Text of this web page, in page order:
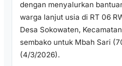
dengan menyalurkan
warga lanjut usia di RT 06
Desa Sokowaten,
sembako untuk Mbah Sari
(4/3/2026).